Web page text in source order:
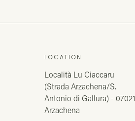
LOCATION
Località Lu Ciaccaru
(Strada Arzachena/S.
Antonio di Gallura) - 07021
Arzachena